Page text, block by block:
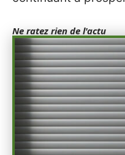
Ne ratez rien de l'actu